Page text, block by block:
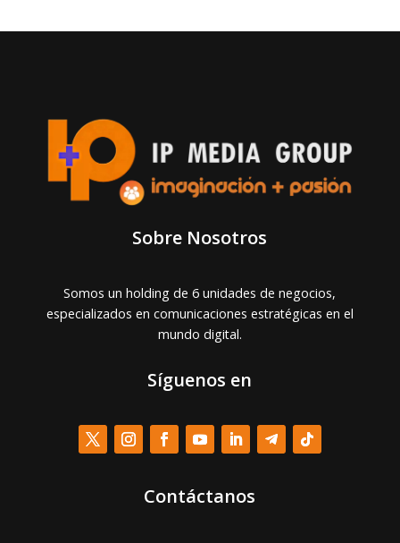
Sobre Nosotros
Somos un holding de 6 unidades de negocios,
especializados en comunicaciones estratégicas en el
mundo digital.
Síguenos en
Contáctanos